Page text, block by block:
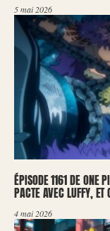
5 mai 2026
ÉPISODE 1161 DE ONE
PACTE AVEC LUFFY, ET
4 mai 2026